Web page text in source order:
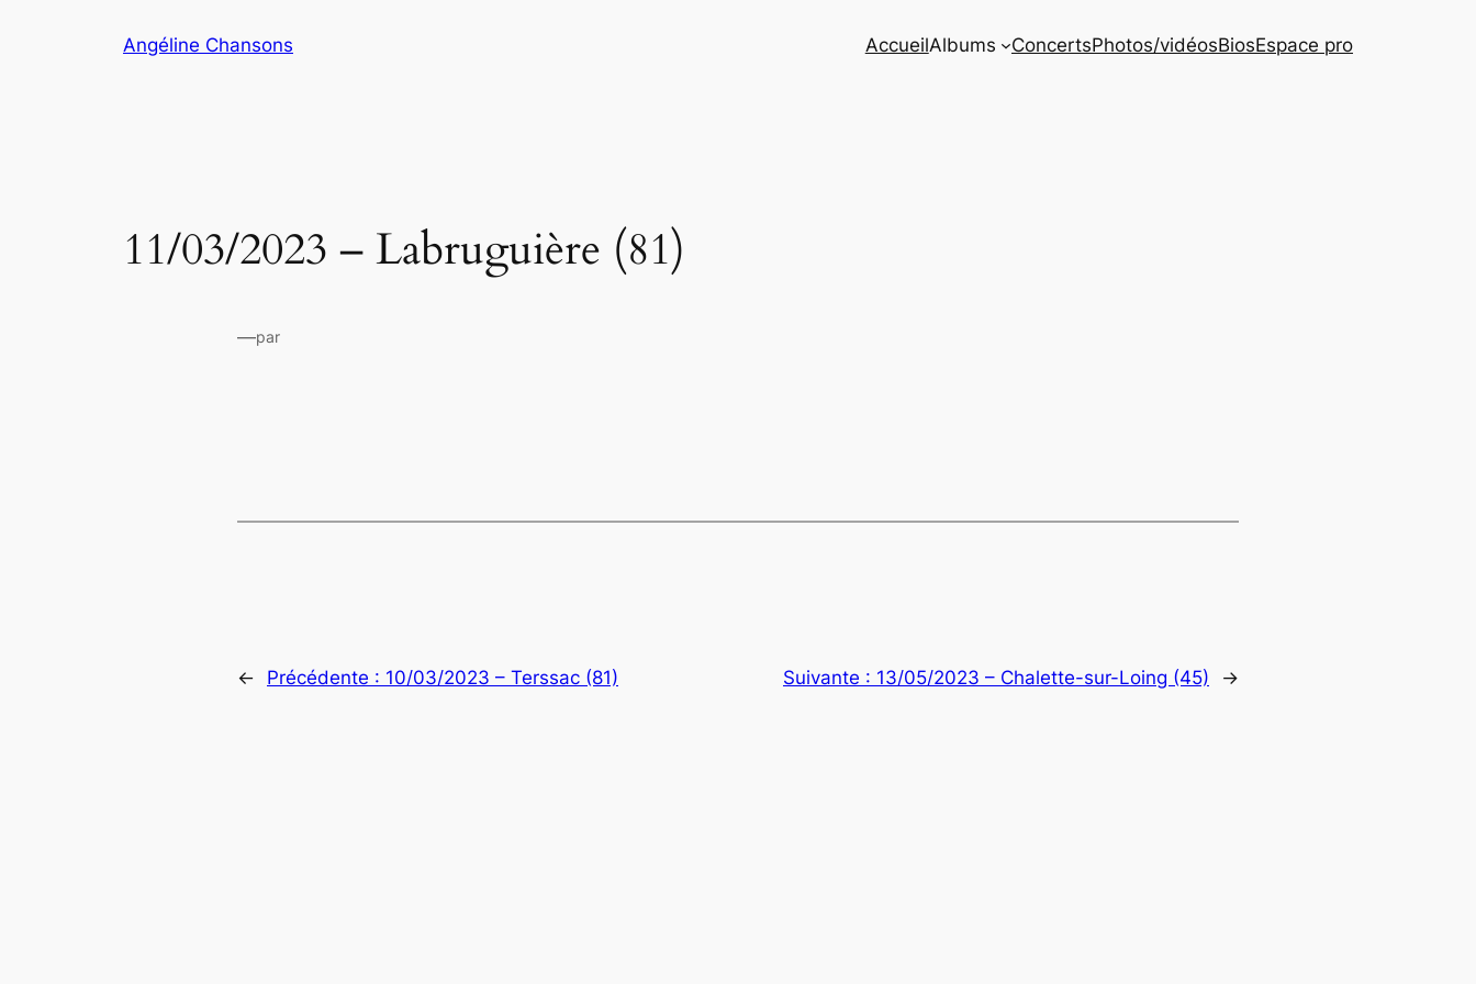
Angéline Chansons AccueilAlbums ConcertsPhotos/vidéosBiosEspace pro
11/03/2023 – Labruguière (81)
—par
← Précédente : 10/03/2023 – Terssac (81) Suivante : 13/05/2023 – Chalette-sur-Loing (45) →